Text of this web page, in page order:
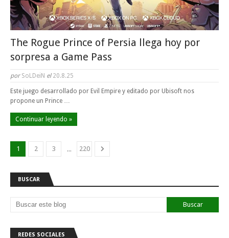
The Rogue Prince of Persia llega hoy por
sorpresa a Game Pass
por SoLDeiN el20.8.25
Este juego desarrollado por Evil Empire y editado por Ubisoft nos
propone un Prince …
Continuar leyendo »
1 2 3 ... 220
BUSCAR
REDES SOCIALES